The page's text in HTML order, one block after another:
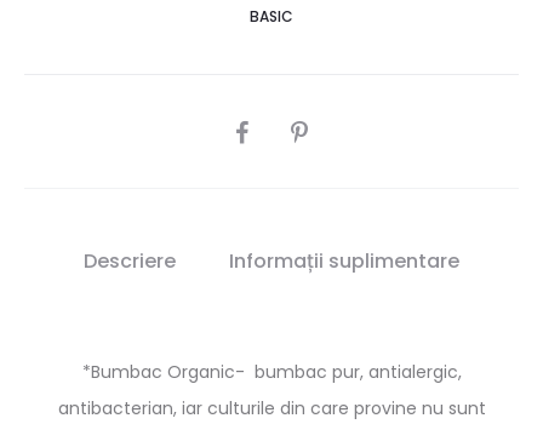
BASIC
SHARE
Descriere Informații suplimentare
*Bumbac Organic- bumbac pur, antialergic,
antibacterian, iar culturile din care provine nu sunt